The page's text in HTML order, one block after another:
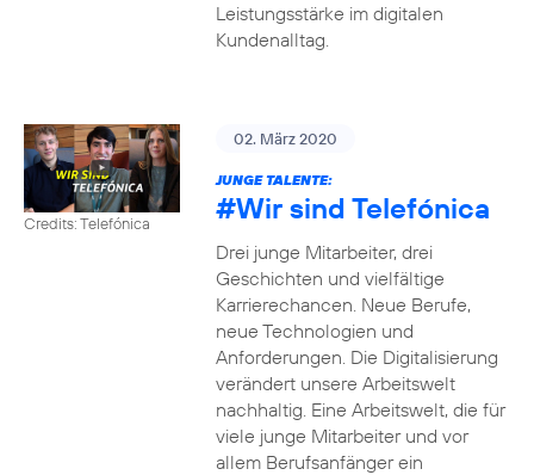
Leistungsstärke im digitalen
Kundenalltag.
Credits: Telefónica
02. März 2020
JUNGE TALENTE:
#Wirsind Telefónica
Drei junge Mitarbeiter, drei
Geschichten und vielfältige
Karrierechancen. Neue Berufe,
neue Technologien und
Anforderungen. Die Digitalisierung
verändert unsere Arbeitswelt
nachhaltig. Eine Arbeitswelt, die für
viele junge Mitarbeiter und vor
allem Berufsanfänger ein